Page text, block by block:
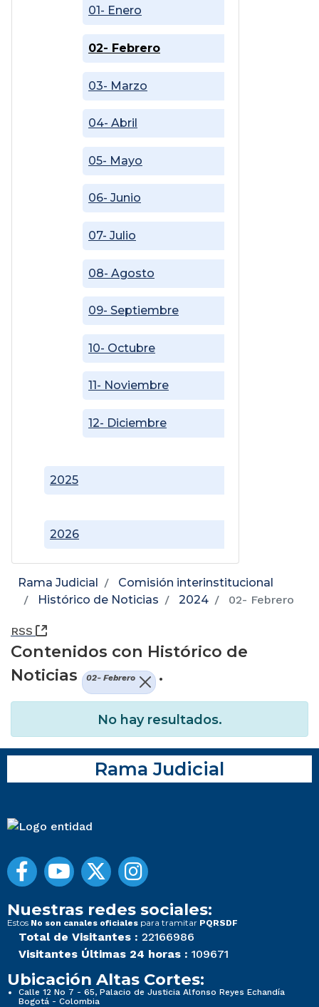
01- Enero
02- Febrero
03- Marzo
04- Abril
05- Mayo
06- Junio
07- Julio
08- Agosto
09- Septiembre
10- Octubre
11- Noviembre
12- Diciembre
2025
2026
Rama Judicial
Comisión interinstitucional
Histórico de Noticias
2024 02- Febrero
RSS (Abre una nueva ventana)
Contenidos con Histórico de
Noticias
02- Febrero .
No hay resultados.
Rama Judicial
Nuestras redes sociales:
Estos No son canales oficiales para tramitar PQRSDF
Total de Visitantes : 22166986
Visitantes Últimas 24 horas : 109671
Ubicación Altas Cortes:
Calle 12 No 7 - 65, Palacio de Justicia Alfonso Reyes Echandía
Bogotá - Colombia